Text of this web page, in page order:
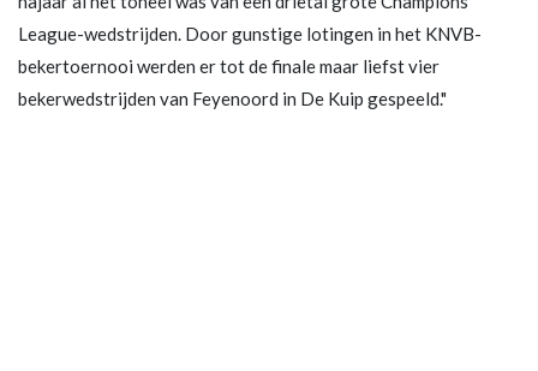
League-wedstrijden. Door gunstige lotingen in het KNVB-
bekertoernooi werden er tot de finale maar liefst vier
bekerwedstrijden van Feyenoord in De Kuip gespeeld."